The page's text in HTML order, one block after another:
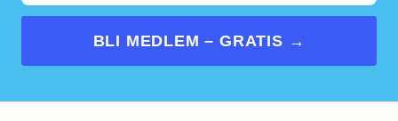
BLI MEDLEM – GRATIS →